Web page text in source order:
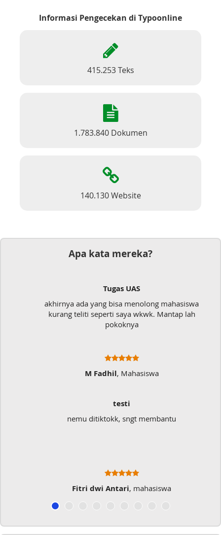
Informasi Pengecekan di Typoonline
415.253 Teks
1.783.840 Dokumen
140.130 Website
Apa kata mereka?
Tugas UAS
akhirnya ada yang bisa menolong mahasiswa
kurang teliti seperti saya wkwk. Mantap lah
pokoknya
M Fadhil, Mahasiswa
testi
nemu ditiktokk, sngt membantu
Fitri dwi Antari, mahasiswa